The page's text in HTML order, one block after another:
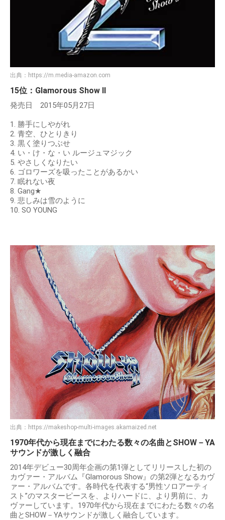
出典： https://m.media-amazon.com
15位：Glamorous Show II
発売日 2015年05月27日
1. 勝手にしやがれ
2. 青空、ひとりきり
3. 黒く塗りつぶせ
4. い・け・な・い ルージュマジック
5. やさしくなりたい
6. ゴロワーズを吸ったことがあるかい
7. 眠れない夜
8. Gang★
9. 悲しみは雪のように
10. SO YOUNG
出典： https://makeshop-multi-images.akamaized.net
1970年代から現在までにわたる数々の名曲とSHOW－YA
サウンドが激しく融合
2014年デビュー30周年企画の第1弾としてリリースした初の
カヴァー・アルバム『Glamorous Show』の第2弾となるカヴ
ァー・アルバムです。各時代を代表する“男性ソロアーティ
スト”のマスターピースを、よりハードに、より男前に、カ
ヴァーしています。1970年代から現在までにわたる数々の名
曲とSHOW－YAサウンドが激しく融合しています。